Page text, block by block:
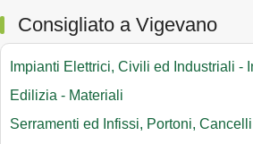
Consigliato a Vigevano
Impianti Elettrici, Civili ed Industriali -
Edilizia - Materiali
Serramenti ed Infissi, Portoni, Cancelli